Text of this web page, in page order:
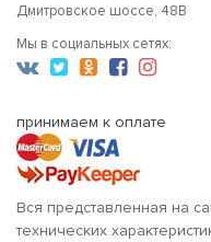
Дмитровское шоссе, 48В
Мы в социальных сетях:
принимаем к оплате
Вся представленная на
технических